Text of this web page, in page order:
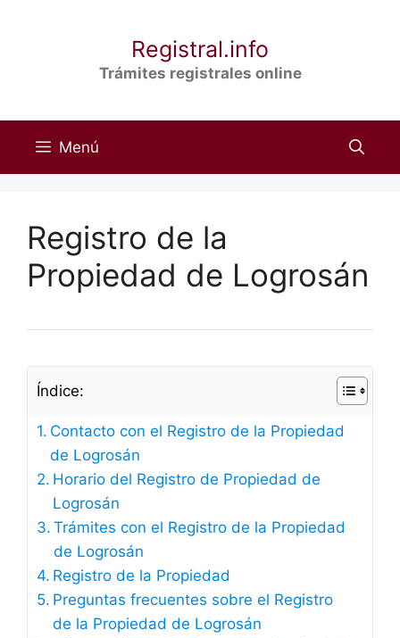
Registral.info
Trámites registrales online
Menú
Registro de la
Propiedad de Logrosán
Índice:
Contacto con el Registro de la Propiedad
de Logrosán
Horario del Registro de Propiedad de
Logrosán
Trámites con el Registro de la Propiedad
de Logrosán
Registro de la Propiedad
Preguntas frecuentes sobre el Registro
de la Propiedad de Logrosán